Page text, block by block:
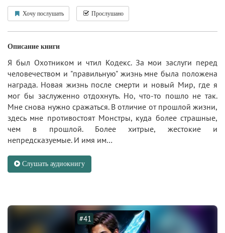
Хочу послушать Прослушано
Описание книги
Я был Охотником и чтил Кодекс. За мои заслуги перед
человечеством и "правильную" жизнь мне была положена
награда. Новая жизнь после смерти и новый Мир, где я
мог бы заслуженно отдохнуть. Но, что-то пошло не так.
Мне снова нужно сражаться. В отличие от прошлой жизни,
здесь мне противостоят Монстры, куда более страшные,
чем в прошлой. Более хитрые, жестокие и
непредсказуемые. И имя им…
Слушать аудиокнигу
#41